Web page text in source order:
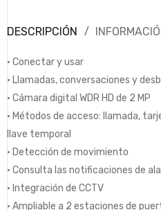
DESCRIPCIÓN
• Conectar y usar
• Llamadas, conversaciones y
• Cámara digital WDR HD de 2 MP
• Métodos de acceso: llamada,
llave temporal
• Detección de movimiento
• Consulta las notificaciones de
• Integración de CCTV
• Ampliable a 2 estaciones de